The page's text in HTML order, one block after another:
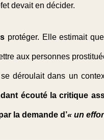
devait en décider.
protéger. Elle estimait
aux personnes
déroulait dans un
écouté la critique
la demande d’« un